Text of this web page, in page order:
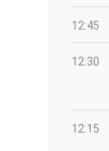
12:45
12:30
12:15